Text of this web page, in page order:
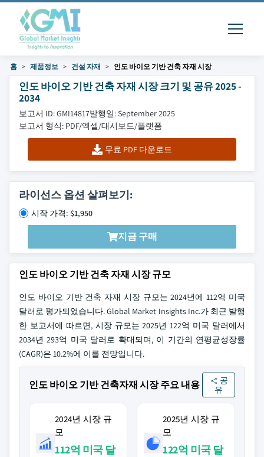
홈 제품정보 건설 자재 인도 바이오 기반 건축 자재 시장
인도 바이오 기반 건축 자재 시장 크기 및 공유 2025 -
2034
보고서 ID: GMI14817발행일: September 2025
보고서 형식: PDF/엑셀/대시보드/플랫폼
무료 PDF 다운로드
라이선스 옵션 살펴보기:
시작 가격: $1,950
지금 구매
인도 바이오 기반 건축 자재 시장 규모
인도 바이오 기반 건축 자재 시장 규모는 2024년에 112억 미국
달러로 평가되었습니다. Global Market Insights Inc.가 최근 발행
한 보고서에 따르면, 시장 규모는 2025년 122억 미국 달러에서
2034년 293억 미국 달러로 확대되며, 이 기간의 연평균성장률
(CAGR)은 10.2%에 이를 전망입니다.
인도 바이오 기반 건축자재 시장 주요 내용
공
유
2024년 시장 규
모
112억 미국 달
2025년 시장 규
모
122억 미국 달